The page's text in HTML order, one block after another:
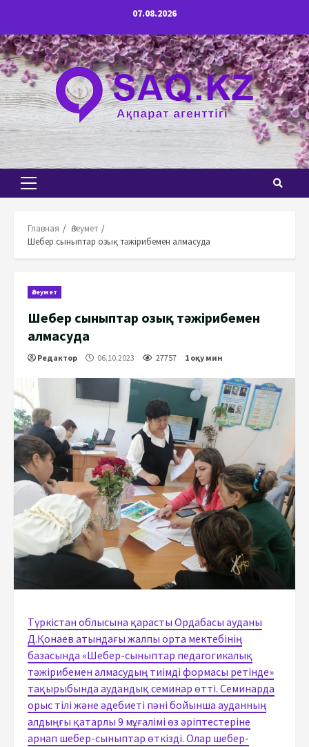
содержимому
07.08.2026
Основное
Главная
Әлеумет
Шебер сыныптар озық тәжірибемен алмасуда
Әлеумет
Шебер сыныптар озық тәжірибемен
алмасуда
Редактор 06.10.2023 27757 1 оқу мин
Түркістан облысына қарасты Ордабасы ауданы
Д.Қонаев атындағы жалпы орта мектебінің
базасында «Шебер-сыныптар педагогикалық
тәжірибемен алмасудың тиімді формасы ретінде»
тақырыбында аудандық семинар өтті. Семинарда
орыс тілі және әдебиеті пәні бойынша ауданның
алдыңғы қатарлы 9 мұғалімі өз әріптестеріне
арнап шебер-сыныптар өткізді. Олар шебер-